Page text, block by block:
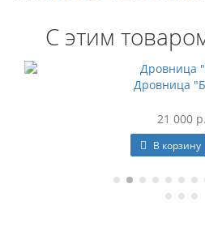
С этим
Дровница
21 000 р.
В корзину